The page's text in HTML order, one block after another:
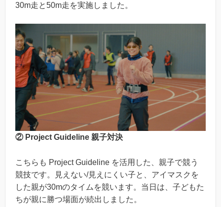
30m走と50m走を実施しました。
② Project Guideline 親子対決
こちらも Project Guideline を活用した、親子で競う
競技です。見えない/見えにくい子と、アイマスクを
した親が30mのタイムを競います。当日は、子どもた
ちが親に勝つ場面が続出しました。